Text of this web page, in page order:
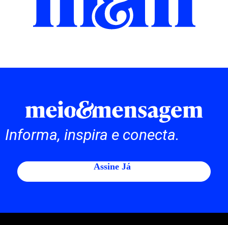
Informa, inspira e conecta.
Assine Já